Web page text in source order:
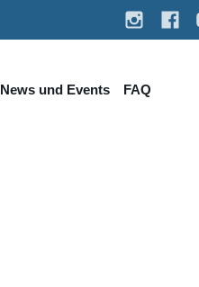
News und Events FAQ